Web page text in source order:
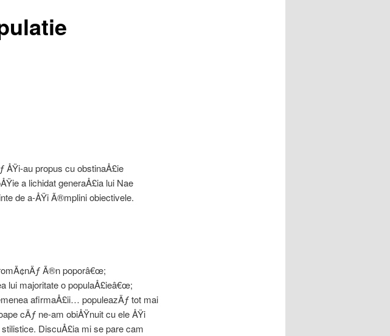
ÅŸi-au propus cu obstinaÅ£ie
a lichidat generaÅ£ia lui Nae
de a-ÅŸi Ã®mplini obiectivele.
Ã®n poporâ€œ;
lui majoritate o populaÅ£ieâ€œ;
afirmaÅ£ii… populeazÄƒ tot mai
cÄƒ ne-am obiÅŸnuit cu ele ÅŸi
DiscuÅ£ia mi se pare cam